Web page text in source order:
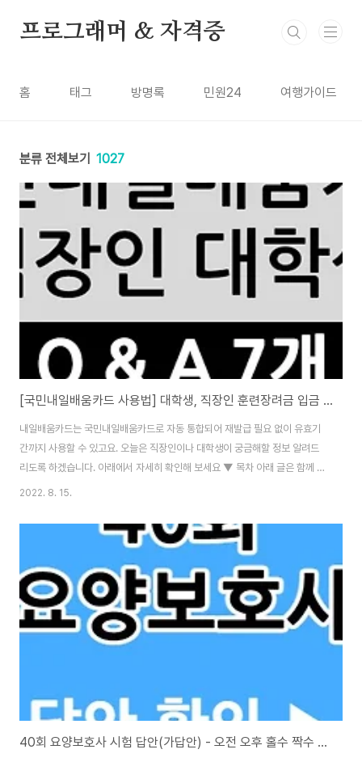
프로그래머 & 자격증
홈 태그 방명록 민원24 여행가이드
분류 전체보기 1027
[국민내일배움카드 사용법] 대학생, 직장인 훈련장려금 입금 등 7개 팁
내일배움카드는 국민내일배움카드로 자동 통합되어 재발급 필요 없이 유효기
간까지 사용할 수 있고요. 오늘은 직장인이나 대학생이 궁금해할 정보 알려드
리도록 하겠습니다. 아래에서 자세히 확인해 보세요 ▼ 목차 아래 글은 함께 보
시면 도움되는 내용을 선별해 모아 봤습니다. 이 글 뿐만 아니라 아래 내용도 꼭
드 내일배움카드는 고용노동부로부터 적합성을 인정받아 훈련비 지원대상으
로 공고된 훈련과정입니다. 세부훈련정보는 직업훈련포털(hrd.go.kr)에서 직
접 검색ㆍ확인 가능합니다. [▶ 직업훈련포털 memoryglee.tistory.com 1.
국민내일배움카드는 직장인도 발급 가능한가요? 구직 여부와 상관없이 가능합
니다. ※ 신청 제외 대상 공..
2022. 8. 15.
40회 요양보호사 시험 답안(가답안) - 오전 오후 홀수 짝수 통합